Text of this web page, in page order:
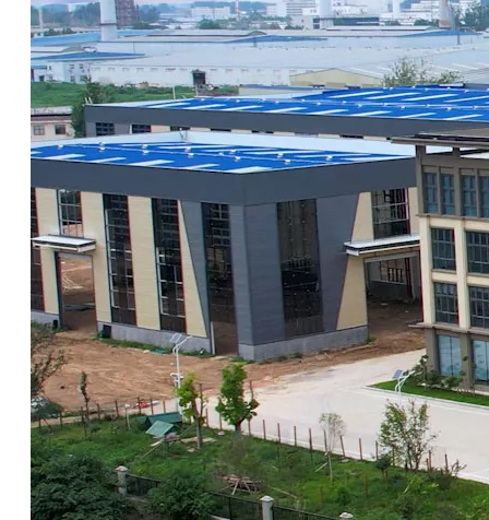
1516 Polyether éster lubricante para fluidos de corte a base de agua/fluido de metalurgia
Preguntar
1516 Polyether éster lubricante para fluidos de corte a base de agua/fluido de metalurgia
Preguntar